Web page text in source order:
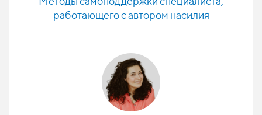
работающего с автором насилия